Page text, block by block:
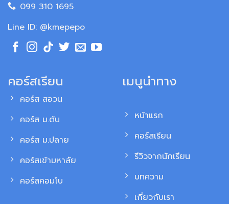
099 310 1695
Line ID: @kmepepo
คอร์สเรียน
คอร์ส สอวน
คอร์ส ม.ต้น
คอร์ส ม.ปลาย
คอร์สเข้ามหาลัย
คอร์สคอมโบ
เมนูนำทาง
หน้าแรก
คอร์สเรียน
รีวิวจากนักเรียน
บทความ
เกี่ยวกับเรา